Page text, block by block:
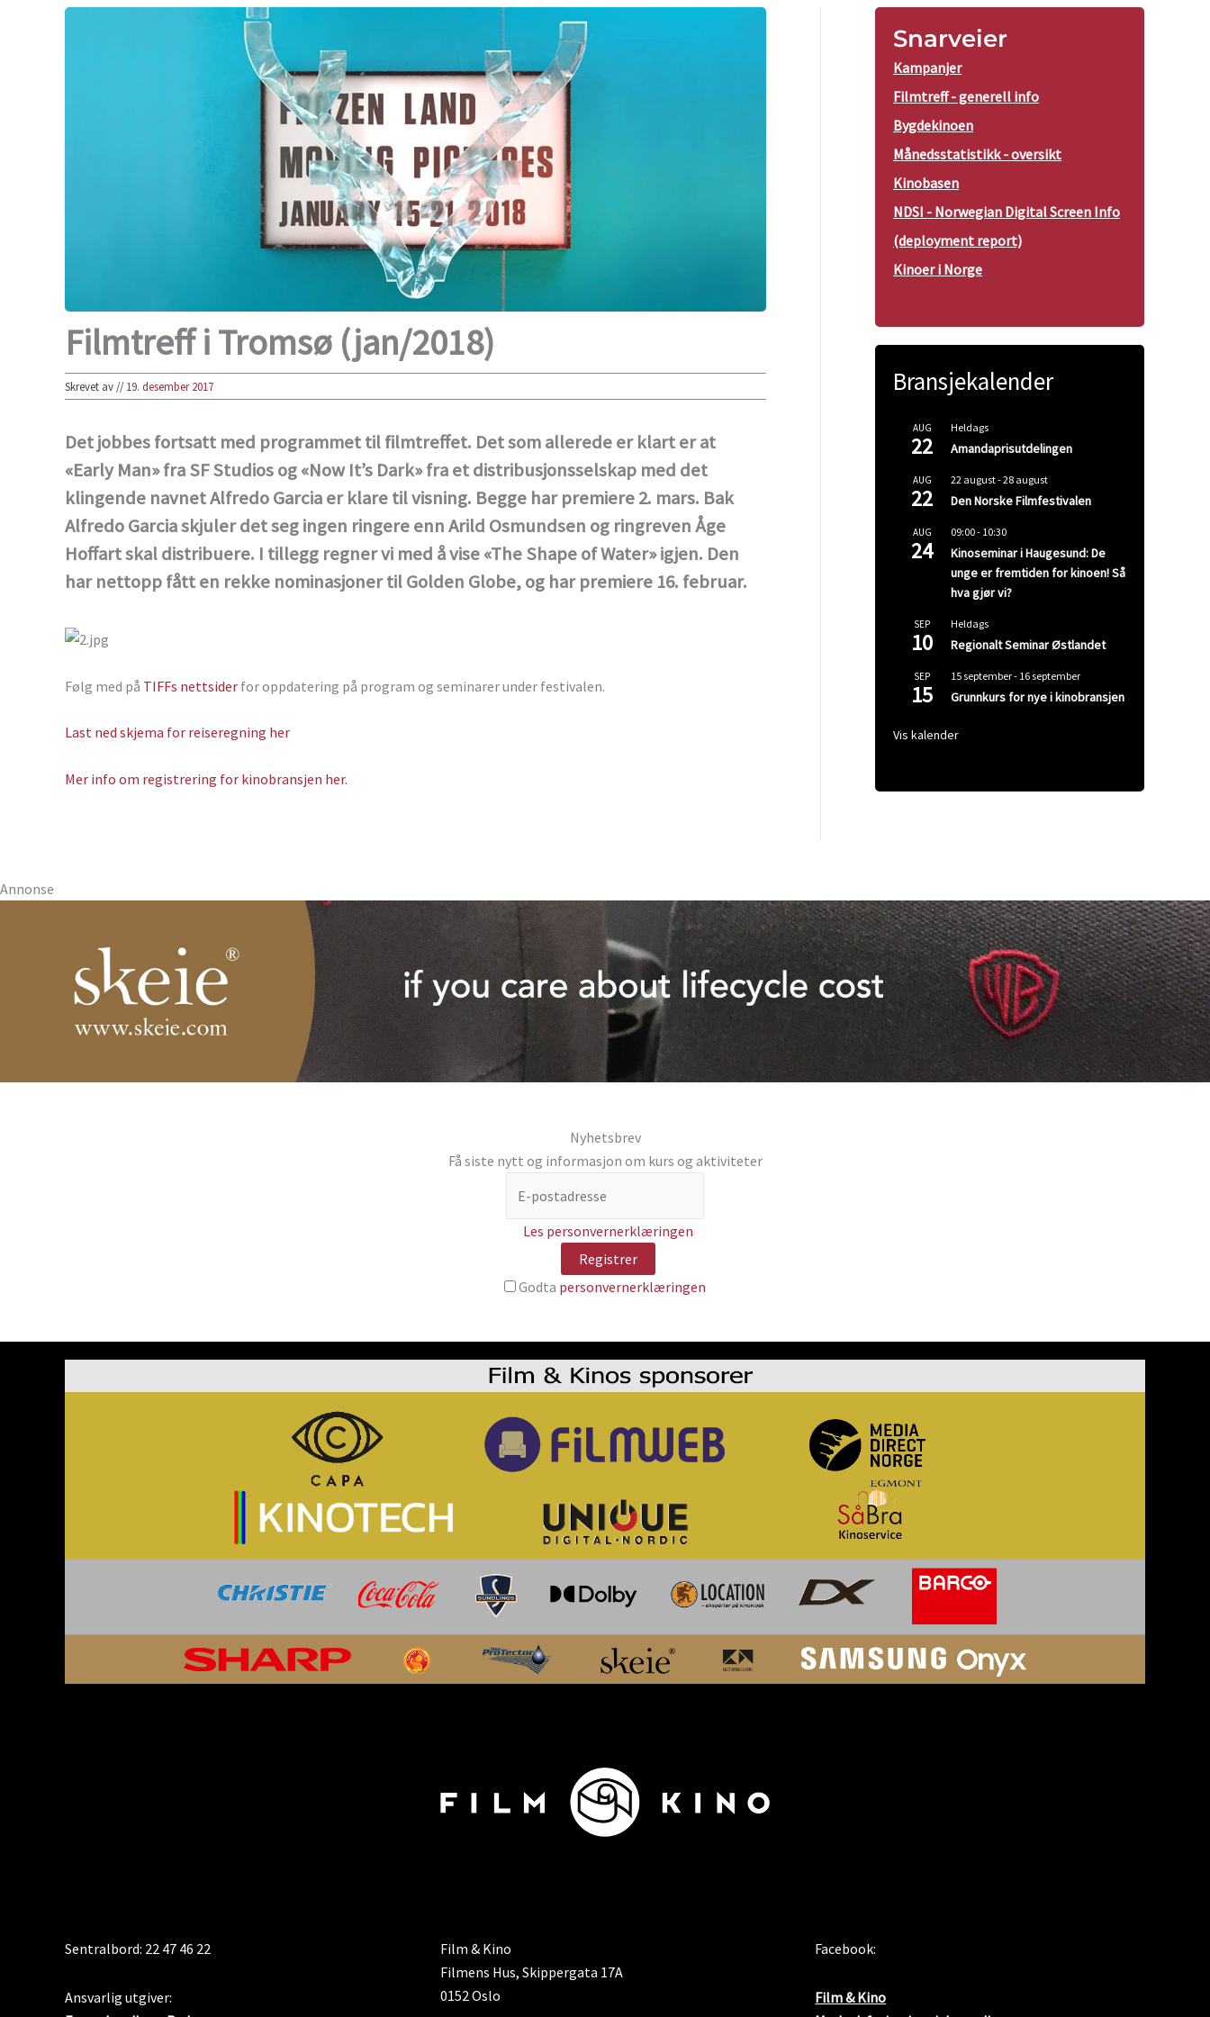
Filmtreff i Tromsø (jan/2018)
Skrevet av //19. desember 2017
Det jobbes fortsatt med programmet til filmtreffet. Det som allerede er klart er at
«Early Man» fra SF Studios og «Now It’s Dark» fra et distribusjonsselskap med det
klingende navnet Alfredo Garcia er klare til visning. Begge har premiere 2. mars. Bak
Alfredo Garcia skjuler det seg ingen ringere enn Arild Osmundsen og ringreven Åge
Hoffart skal distribuere. I tillegg regner vi med å vise «The Shape of Water» igjen. Den
har nettopp fått en rekke nominasjoner til Golden Globe, og har premiere 16. februar.
Følg med på TIFFs nettsider for oppdatering på program og seminarer under festivalen.
Last ned skjema for reiseregning her
Mer info om registrering for kinobransjen her.
Snarveier
Kampanjer
Filmtreff - generell info
Bygdekinoen
Månedsstatistikk - oversikt
Kinobasen
NDSI - Norwegian Digital Screen Info
(deployment report)
Kinoer i Norge
Bransjekalender
AUG
22
Heldags
Amandaprisutdelingen
AUG
22
22 august-28 august
Den Norske Filmfestivalen
AUG
24
09:00- 10:30
Kinoseminar i Haugesund: De
unge er fremtiden for kinoen! Så
hva gjør vi?
SEP
10
Heldags
Regionalt Seminar Østlandet
SEP
15
15 september- 16 september
Grunnkurs for nye i kinobransjen
Vis kalender
Annonse
Nyhetsbrev
Få siste nytt og informasjon om kurs og aktiviteter
Les personvernerklæringen
Godta personvernerklæringen
Sentralbord: 22 47 46 22
Ansvarlig utgiver:
Film & Kino
Filmens Hus, Skippergata 17A
0152 Oslo
Facebook:
Film & Kino